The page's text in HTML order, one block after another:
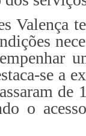
Valença
se a
de
o